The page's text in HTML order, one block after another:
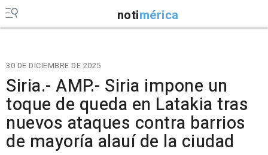
notimérica
30 DE DICIEMBRE DE 2025
Siria.- AMP.- Siria impone un
toque de queda en Latakia tras
nuevos ataques contra barrios
de mayoría alauí de la ciudad